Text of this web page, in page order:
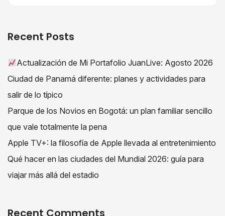
Recent Posts
Actualización de Mi Portafolio JuanLive: Agosto 2026
Ciudad de Panamá diferente: planes y actividades para
salir de lo típico
Parque de los Novios en Bogotá: un plan familiar sencillo
que vale totalmente la pena
Apple TV+: la filosofía de Apple llevada al entretenimiento
Qué hacer en las ciudades del Mundial 2026: guía para
viajar más allá del estadio
Recent Comments